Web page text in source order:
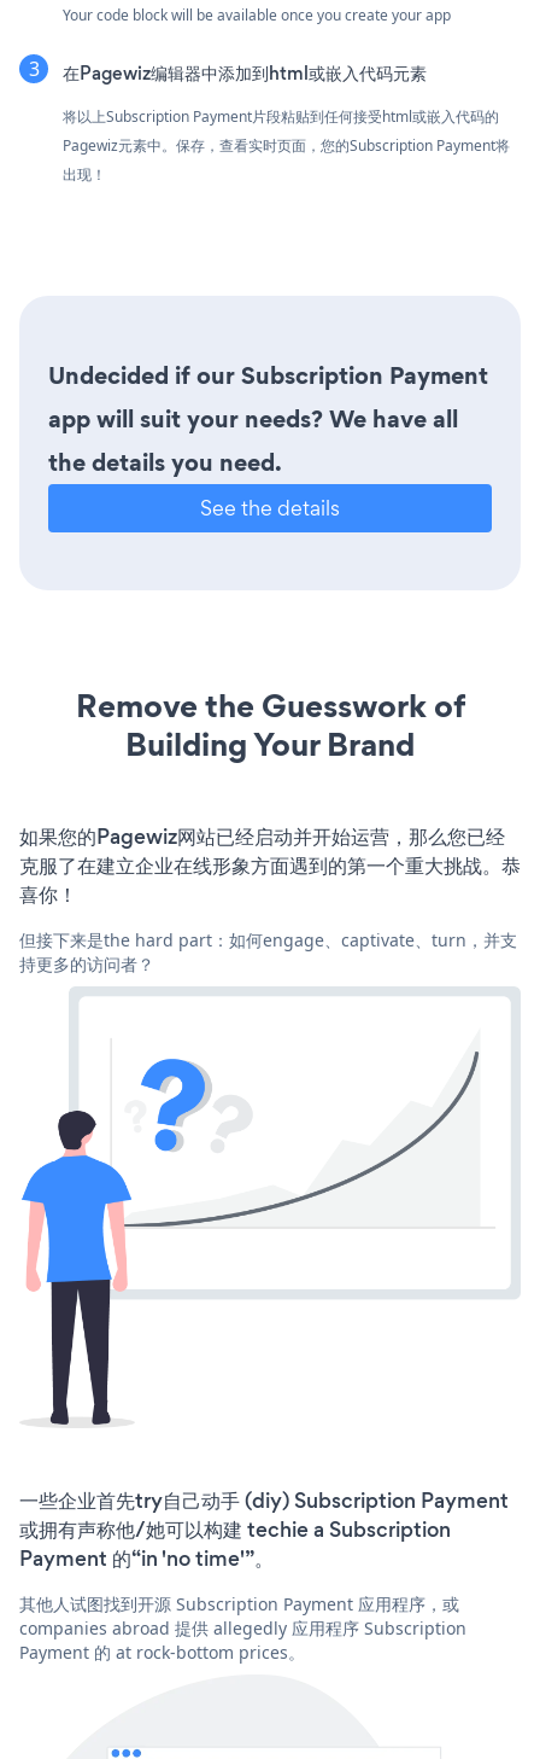
Your code block will be available once you create your app
在Pagewiz编辑器中添加到html或嵌入代码元素
将以上Subscription Payment片段粘贴到任何接受html或嵌入代码的
Pagewiz元素中。保存，查看实时页面，您的Subscription Payment将
出现！
Undecided if our Subscription Payment
app will suit your needs? We have all
the details you need.
See the details
Remove the Guesswork of
Building Your Brand
如果您的Pagewiz网站已经启动并开始运营，那么您已经
克服了在建立企业在线形象方面遇到的第一个重大挑战。恭
喜你！
但接下来是the hard part：如何engage、captivate、turn，并支
持更多的访问者？
一些企业首先try自己动手 (diy) Subscription Payment
或拥有声称他/她可以构建 techie a Subscription
Payment 的“in 'no time'”。
其他人试图找到开源 Subscription Payment 应用程序，或
companies abroad 提供 allegedly 应用程序 Subscription
Payment 的 at rock-bottom prices。